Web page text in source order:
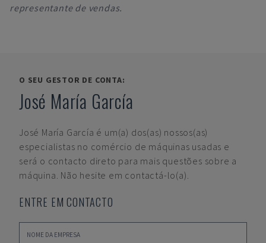
representante de vendas.
O SEU GESTOR DE CONTA:
José María García
José María García é um(a) dos(as) nossos(as)
especialistas no comércio de máquinas usadas e
será o contacto direto para mais questões sobre a
máquina. Não hesite em contactá-lo(a).
ENTRE EM CONTACTO